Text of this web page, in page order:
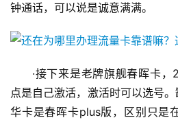
钟通话，可以说是诚意满满。
·接下来是老牌旗舰春晖卡
点是自己激活，激活时可以选号
华卡是春晖卡plus版，区别只是